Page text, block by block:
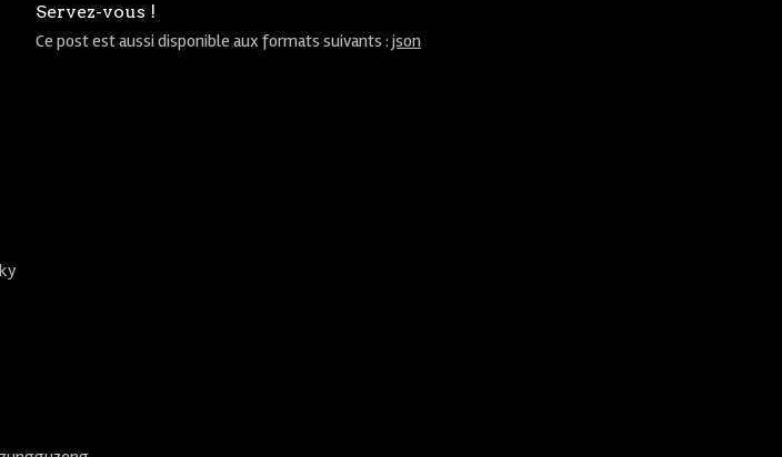
Servez-vous !
Ce post est aussi disponible aux formats suivants : json